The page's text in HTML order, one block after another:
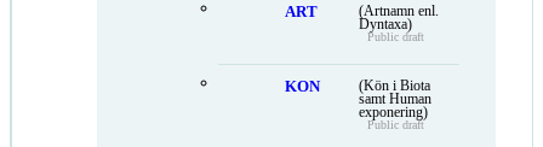
ART
(Artnamn enl.
Dyntaxa)
Public draft
KON
(Kön i Biota
samt Human
exponering)
Public draft